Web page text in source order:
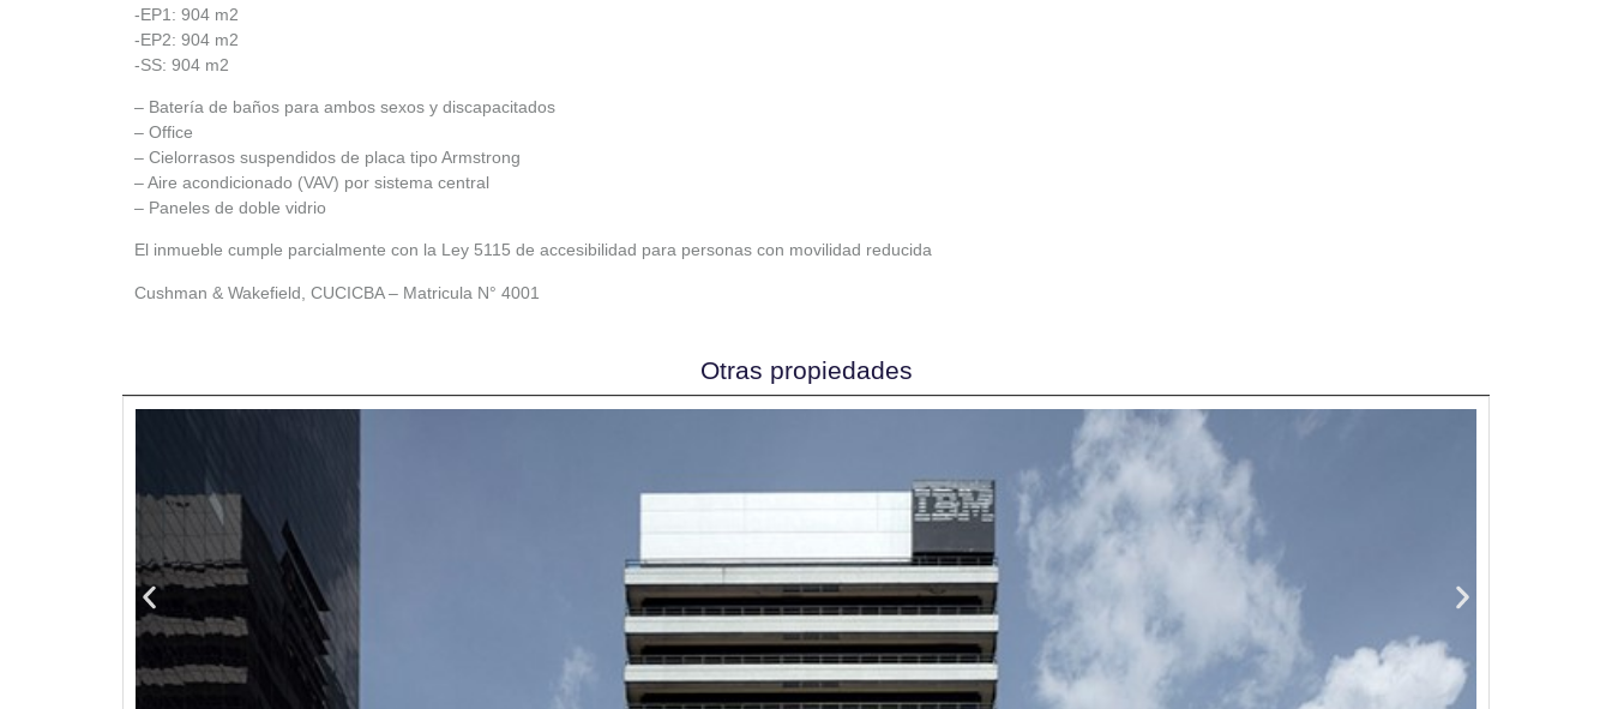
-EP1: 904 m2
-EP2: 904 m2
-SS: 904 m2
– Batería de baños para ambos sexos y discapacitados
– Office
– Cielorrasos suspendidos de placa tipo Armstrong
– Aire acondicionado (VAV) por sistema central
– Paneles de doble vidrio
El inmueble cumple parcialmente con la Ley 5115 de accesibilidad para personas con movilidad reducida
Cushman & Wakefield, CUCICBA – Matricula N° 4001
Otras propiedades